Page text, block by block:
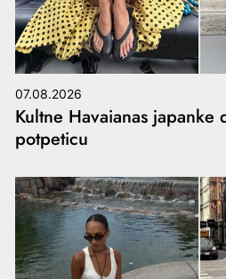
07.08.2026
Kultne Havaianas japanke
potpeticu